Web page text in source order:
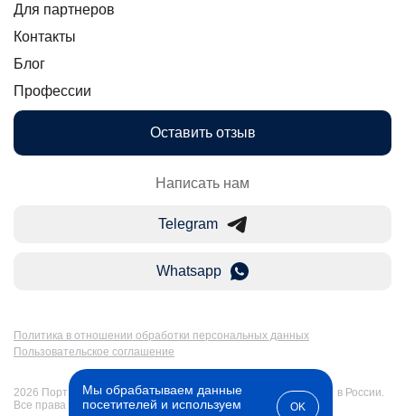
Для партнеров
Контакты
Блог
Профессии
Оставить отзыв
Написать нам
Telegram
Whatsapp
Политика в отношении обработки персональных данных
Пользовательское соглашение
2026 Портал Бакалавр-Магистр: дистанционное образование в России.
Все права защищены
Мы обрабатываем данные
посетителей и используем
OK